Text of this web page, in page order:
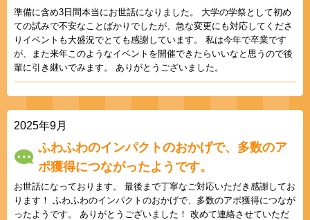
準備に含め3日間本当にお世話になりました。 大学の学祭として初め
ての試みで不安なことばかりでしたが、急な変更にも対応してくださ
りイベントも大盛況でとても感謝しています。 私は今年で卒業です
が、また来年このようなイベントを開催できたらいいなと思うので後
輩に引き継いでみます。 ありがとうございました。
2025年9月
ふわふわのインパクトのおかげで、多数のア
ポ獲得につながったようです。
お世話になっております。 最後まで丁寧なご対応いただき感謝してお
ります！ ふわふわのインパクトのおかげで、多数のアポ獲得につなが
ったようです。 ありがとうございました！ 改めて連絡させていただ